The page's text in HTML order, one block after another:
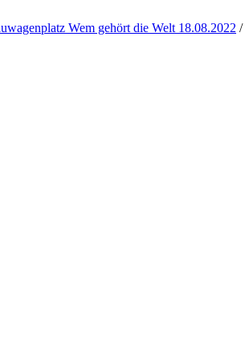
Wem gehört die Welt 18.08.2022 /